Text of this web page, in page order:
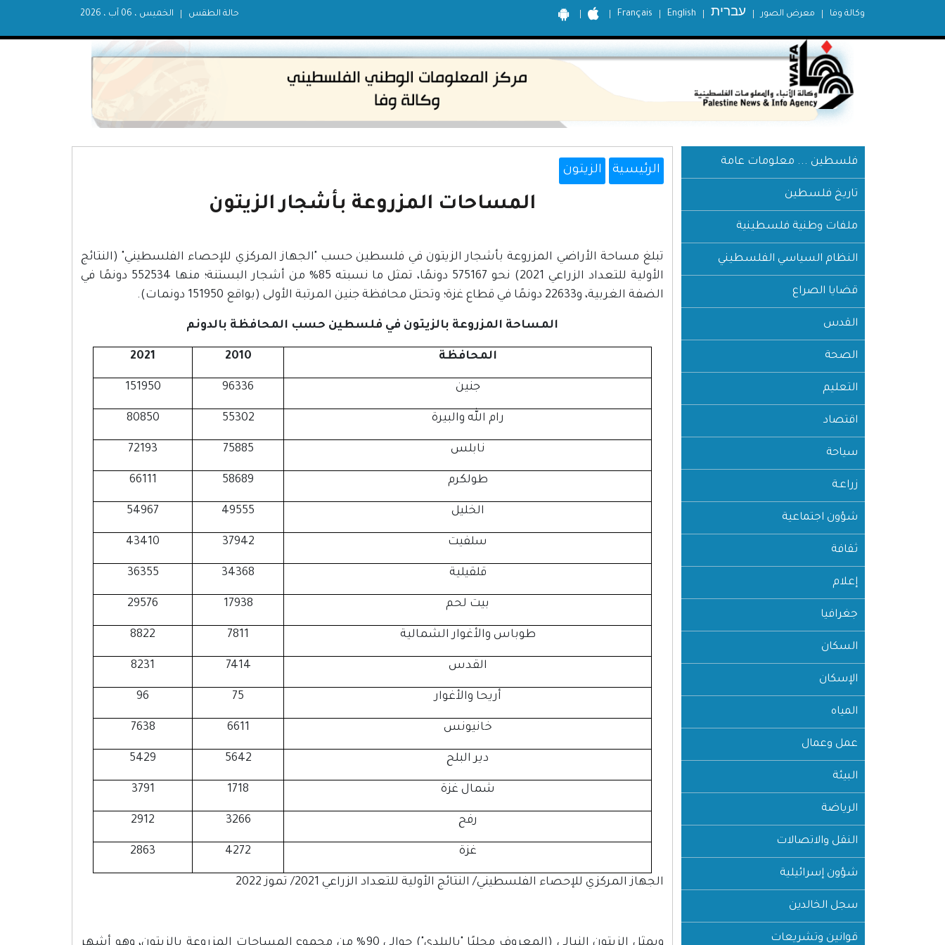
Français English עברית معرض الصور وكالة وفا الخميس ، 06 آب ، 2026 حالة الطقس
فلسطين ... معلومات عامة
تاريخ فلسطين
ملفات وطنية فلسطينية
النظام السياسي الفلسطيني
قضايا الصراع
القدس
الصحة
التعليم
اقتصاد
سياحة
زراعـة
شؤون اجتماعية
ثقافة
إعلام
جغرافيا
السكان
الإسكان
المياه
عمل وعمال
البيئة
الرياضة
النقل والاتصالات
شؤون إسرائيلية
سجل الخالدين
قوانين وتشريعات
الرئيسية الزيتون
المساحات المزروعة بأشجار الزيتون
تبلغ مساحة الأراضي المزروعة بأشجار الزيتون في فلسطين حسب "الجهاز المركزي للإحصاء الفلسطيني" (النتائج
الأولية للتعداد الزراعي 2021) نحو 575167 دونمًا، تمثل ما نسبته 85% من أشجار البستنة؛ منها 552534 دونمًا في
الضفة الغربية، و22633 دونمًا في قطاع غزة؛ وتحتل محافظة جنين المرتبة الأولى (بواقع 151950 دونمات).
المساحة المزروعة بالزيتون في فلسطين حسب المحافظة بالدونم
المحافظة 2010
2021
جنين 96336
151950
رام الله والبيرة 55302
80850
نابلس 75885
72193
طولكرم 58689
66111
الخليل 49555
54967
سلفيت 37942
43410
قلقيلية 34368
36355
بيت لحم 17938
29576
طوباس والأغوار الشمالية 7811
8822
القدس 7414
8231
أريحا والأغوار 75
96
خانيونس 6611
7638
دير البلح 5642
5429
شمال غزة 1718
3791
رفح 3266
2912
غزة 4272
2863
الجهاز المركزي للإحصاء الفلسطيني/ النتائج الأولية للتعداد الزراعي 2021/ تموز 2022